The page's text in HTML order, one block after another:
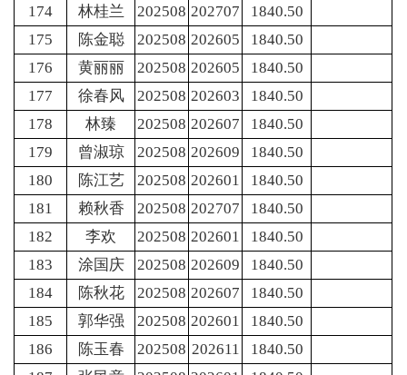
174
林桂兰 202508 202707
1840.50
175
陈金聪 202508 202605
1840.50
176
黄丽丽 202508 202605
1840.50
177
徐春风 202508 202603
1840.50
178
林臻 202508 202607
1840.50
179
曾淑琼 202508 202609
1840.50
180
陈江艺 202508 202601
1840.50
181
赖秋香 202508 202707
1840.50
182
李欢 202508 202601
1840.50
183
涂国庆 202508 202609
1840.50
184
陈秋花 202508 202607
1840.50
185
郭华强 202508 202601
1840.50
186
陈玉春 202508 202611
1840.50